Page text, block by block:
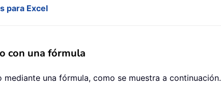
para Excel
con una fórmula
una fórmula, como se muestra a continuación.